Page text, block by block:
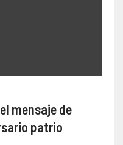
mensaje de
patrio